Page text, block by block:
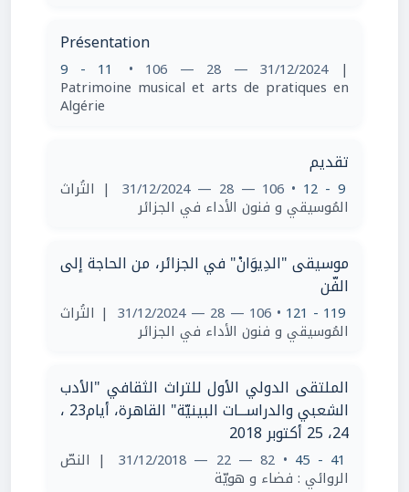
Présentation
9 - 11 • 106 — 28 — 31/12/2024 |
Patrimoine musical et arts de pratiques en
Algérie
تقديم
9 - 12
• 106 — 28 — 31/12/2024 | التُراث
المُوسيقي و فنون الأداء في الجزائر
موسيقى "الدِيوَانْ" في الجزائر، من الحاجة إلى
الفّن
119 - 121
• 106 — 28 — 31/12/2024 | التُراث
المُوسيقي و فنون الأداء في الجزائر
الملتقى الدولي الأول للتراث الثقافي "الأدب
الشعبي والدراســـات البينيّة" القاهرة، أيام23 ،
24، 25 أكتوبر 2018
41 - 45
• 82 — 22 — 31/12/2018 | النصّ
الروائي : فضاء و هويّة